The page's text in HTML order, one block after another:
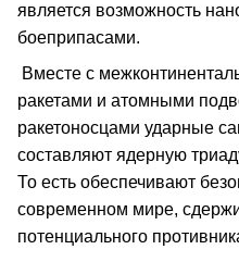
является возможность
боеприпасами.
Вместе с
ракетами и атомными
ракетоносцами ударные
составляют ядерную
То есть обеспечивают
современном мире,
потенциального